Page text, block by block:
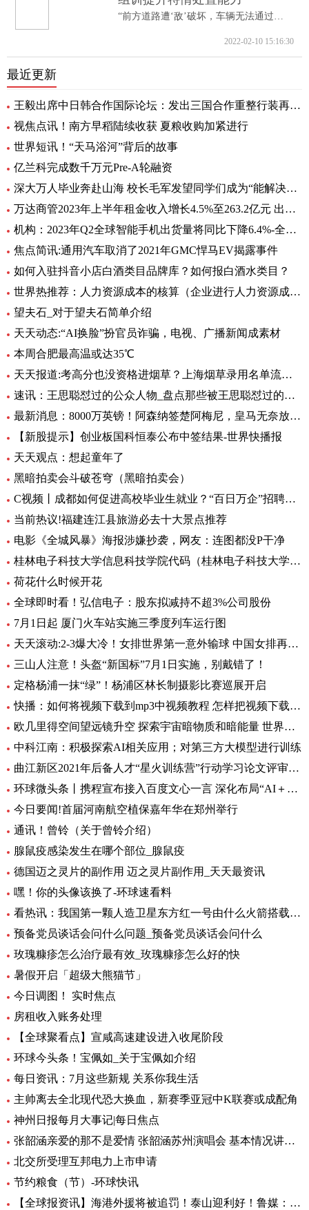
“前方道路遭‘敌’破坏，车辆无法通过。...
2022-02-10 15:16:30
最近更新
王毅出席中日韩合作国际论坛：发出三国合作重整行装再出发的明确信号
视焦点讯！南方早稻陆续收获 夏粮收购加紧进行
世界短讯！“天马浴河”背后的故事
亿兰科完成数千万元Pre-A轮融资
深大万人毕业奔赴山海 校长毛军发望同学们成为“能解决问题的人”
万达商管2023年上半年租金收入增长4.5%至263.2亿元 出租率98.2%-当前头条
机构：2023年Q2全球智能手机出货量将同比下降6.4%-全球即时
焦点简讯:通用汽车取消了2021年GMC悍马EV揭露事件
如何入驻抖音小店白酒类目品牌库？如何报白酒水类目？
世界热推荐：人力资源成本的核算（企业进行人力资源成本核算有什么意义）
望夫石_对于望夫石简单介绍
天天动态:“AI换脸”扮官员诈骗，电视、广播新闻成素材
本周合肥最高温或达35℃
天天报道:考高分也没资格进烟草？上海烟草录用名单流出，印证了张雪峰的话
速讯：王思聪怼过的公众人物_盘点那些被王思聪怼过的名人
最新消息：8000万英镑！阿森纳签楚阿梅尼，皇马无奈放弃，英超4大豪门竞争
【新股提示】创业板国科恒泰公布中签结果-世界快播报
天天观点：想起童年了
黑暗拍卖会斗破苍穹（黑暗拍卖会）
C视频丨成都如何促进高校毕业生就业？“百日万企”招聘活动将提供约30万个岗位
当前热议!福建连江县旅游必去十大景点推荐
电影《全城风暴》海报涉嫌抄袭，网友：连图都没P干净
桂林电子科技大学信息科技学院代码（桂林电子科技大学信息科技学院）
荷花什么时候开花
全球即时看！弘信电子：股东拟减持不超3%公司股份
7月1日起 厦门火车站实施三季度列车运行图
天天滚动:2-3爆大冷！女排世界第一意外输球 中国女排再获好消息
三山人注意！头盔“新国标”7月1日实施，别戴错了！
定格杨浦一抹“绿”！杨浦区林长制摄影比赛巡展开启
快播：如何将视频下载到mp3中视频教程 怎样把视频下载到MP3里呢
欧几里得空间望远镜升空 探索宇宙暗物质和暗能量 世界资讯
中科江南：积极探索AI相关应用；对第三方大模型进行训练
曲江新区2021年后备人才“星火训练营”行动学习论文评审会暨结训仪式圆满举办|全球要闻
环球微头条丨携程宣布接入百度文心一言 深化布局“AI＋旅行”应用
今日要闻!首届河南航空植保嘉年华在郑州举行
通讯！曾铃（关于曾铃介绍）
腺鼠疫感染发生在哪个部位_腺鼠疫
德国迈之灵片的副作用 迈之灵片副作用_天天最资讯
嘿！你的头像该换了-环球速看料
看热讯：我国第一颗人造卫星东方红一号由什么火箭搭载_我国第一颗人造卫星
预备党员谈话会问什么问题_预备党员谈话会问什么
玫瑰糠疹怎么治疗最有效_玫瑰糠疹怎么好的快
暑假开启「超级大熊猫节」
今日调图！ 实时焦点
房租收入账务处理
【全球聚看点】宣咸高速建设进入收尾阶段
环球今头条！宝佩如_关于宝佩如介绍
每日资讯：7月这些新规 关系你我生活
主帅离去全北现代恐大换血，新赛季亚冠中K联赛或成配角
神州日报每月大事记|每日焦点
张韶涵亲爱的那不是爱情 张韶涵苏州演唱会 基本情况讲解_天天通讯
北交所受理互邦电力上市申请
节约粮食（节）-环球快讯
【全球报资讯】海港外援将被追罚！泰山迎利好！鲁媒：足协不罚他，规则也不允许